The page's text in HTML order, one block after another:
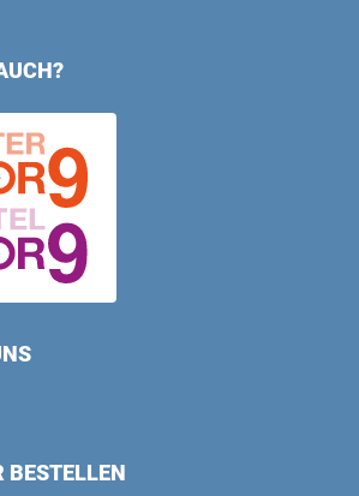
Facebook
us on Twitter
BESTELLEN